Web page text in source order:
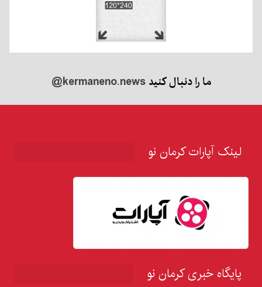
ما را دنبال کنید@kermaneno.news
لینک آپارات کرمان نو
پایگاه خبری کرمان نو